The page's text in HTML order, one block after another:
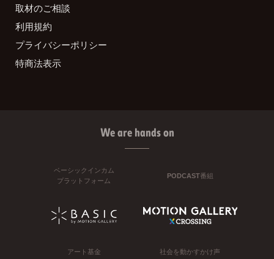
取材のご相談
利用規約
プライバシーポリシー
特商法表示
We are hands on
ベーシックインカム
プラットフォーム
PODCAST番組
アート基金 社会を動かすかけ声